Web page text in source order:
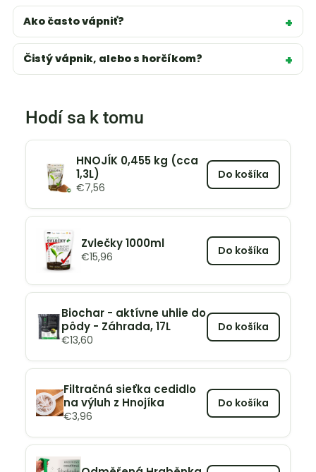
Ako často vápniť?
Čistý vápnik, alebo s horčíkom?
Hodí sa k tomu
HNOJÍK 0,455 kg (cca
1,3L)
€7,56
Do košíka
Zvlečky 1000ml
€15,96 Do košíka
Biochar - aktívne uhlie do
pôdy - Záhrada, 17L
€13,60
Do košíka
Filtračná sieťka cedidlo
na výluh z Hnojíka
€3,96
Do košíka